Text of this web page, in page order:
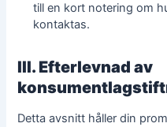
till en kort notering om
kontaktas.
III. Efterlevnad av
Detta avsnitt håller din